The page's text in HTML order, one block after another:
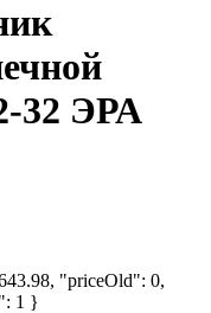
32 ЭРА
"priceOld": 0,
1 }